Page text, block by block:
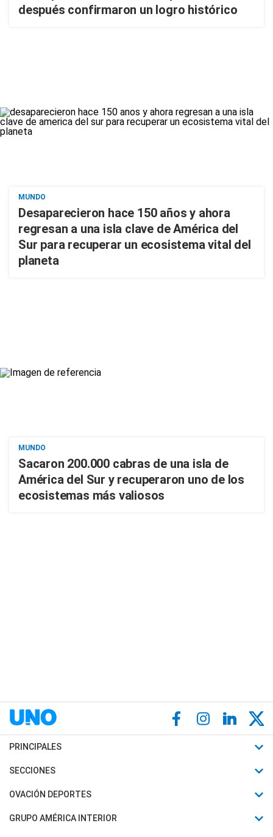
después confirmaron un logro histórico
MUNDO
Desaparecieron hace 150 años y ahora
regresan a una isla clave de América del
Sur para recuperar un ecosistema vital del
planeta
MUNDO
Sacaron 200.000 cabras de una isla de
América del Sur y recuperaron uno de los
ecosistemas más valiosos
PRINCIPALES
Últimas Noticias
Política
SECCIONES
Horóscopo
Motores
OVACIÓN DEPORTES
Fútbol
GRUPO AMÉRICA INTERIOR